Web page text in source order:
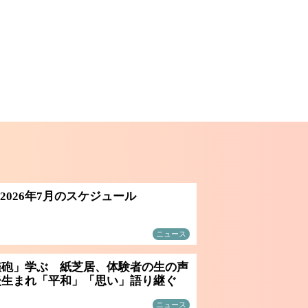
年7月のスケジュール
ニュース
」学ぶ 紙芝居、体験者の生の声
まれ「平和」「思い」語り継ぐ
ニュース